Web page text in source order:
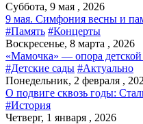
Суббота, 9 мая , 2026
9 мая. Симфония весны и
#Память #Концерты
Воскресенье, 8 марта , 2026
«Мамочка» — опора
#Детские сады #Актуально
Понедельник, 2 февраля ,
О подвиге сквозь годы:
#История
Четверг, 1 января , 2026